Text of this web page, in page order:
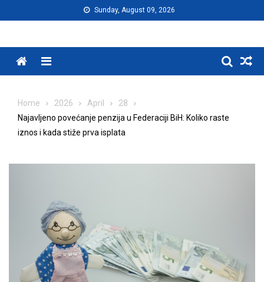
to
Sunday, August 09, 2026
Menu
Home 2026 April
28
Najavljeno povećanje penzija u Federaciji BiH: Koliko raste
iznos i kada stiže prva isplata